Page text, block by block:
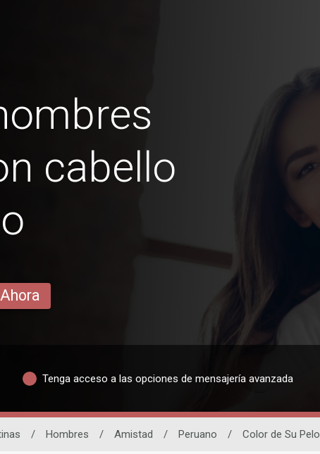
cabello
Tenga acceso a las opciones de mensajería avanzada
/ Hombres / Amistad / Peruano / Color de Su Pelo